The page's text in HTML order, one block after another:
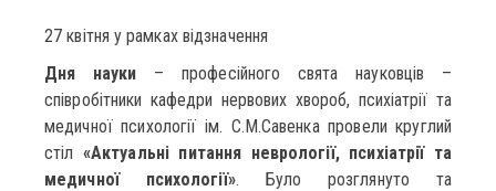
27 квітня у рамках відзначення
Дня науки – професійного свята науковців –
співробітники кафедри нервових хвороб, психіатрії та
медичної психології ім. С.М.Савенка провели круглий
стіл «Актуальні питання неврології, психіатрії та
медичної психології». Було розглянуто та